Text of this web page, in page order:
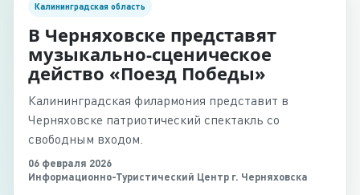
Калининградская область
В Черняховске представят
музыкально-сценическое
действо «Поезд Победы»
Калининградская филармония представит в
Черняховске патриотический спектакль со
свободным входом.
06 февраля 2026
Информационно-Туристический Центр г. Черняховска